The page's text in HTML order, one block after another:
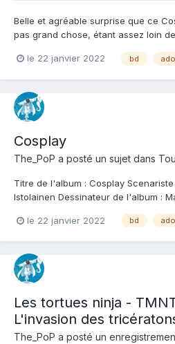
Belle et agréable surprise que ce
pas grand chose, étant assez loin
efficace qui ne tient pas sur deux
le 22 janvier 2022 bd
Cosplay
The_PoP a posté un sujet dans
Titre de l'album : Cosplay
Istolainen Dessinateur de l'album :
de l'album : La vie d'un ado
le 22 janvier 2022 bd
Les tortues ninja -
L'invasion des
The_PoP a posté un